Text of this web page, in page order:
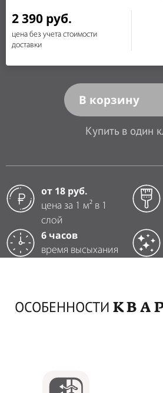
2 390 руб.
цена без учета стоимости
доставки
В корзину
Купить в один
от 18 руб.
цена за 1 м² в 1
слой
6 часов
время высыхания
ОСОБЕННОСТИ